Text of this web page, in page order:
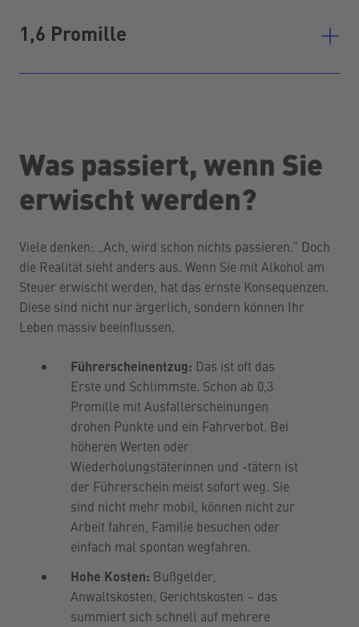
1,6 Promille
Was passiert, wenn Sie
erwischt werden?
Viele denken: „Ach, wird schon nichts passieren.“ Doch
die Realität sieht anders aus. Wenn Sie mit Alkohol am
Steuer erwischt werden, hat das ernste Konsequenzen.
Diese sind nicht nur ärgerlich, sondern können Ihr
Leben massiv beeinflussen.
Führerscheinentzug: Das ist oft das
Erste und Schlimmste. Schon ab 0,3
Promille mit Ausfallerscheinungen
drohen Punkte und ein Fahrverbot. Bei
höheren Werten oder
Wiederholungstäterinnen und -tätern ist
der Führerschein meist sofort weg. Sie
sind nicht mehr mobil, können nicht zur
Arbeit fahren, Familie besuchen oder
einfach mal spontan wegfahren.
Hohe Kosten: Bußgelder,
Anwaltskosten, Gerichtskosten – das
summiert sich schnell auf mehrere